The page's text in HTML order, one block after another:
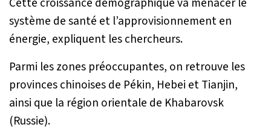
système de santé et l’approvisionnement en
énergie, expliquent les chercheurs.
Parmi les zones préoccupantes, on retrouve les
provinces chinoises de Pékin, Hebei et Tianjin,
ainsi que la région orientale de Khabarovsk
(Russie).